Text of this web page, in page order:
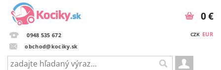
0948 535 672
obchod@kociky.sk
CZK EUR
0 €